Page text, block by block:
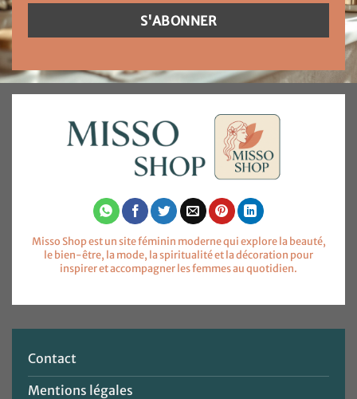
Misso Shop est un site féminin moderne qui explore la beauté,
le bien-être, la mode, la spiritualité et la décoration pour
inspirer et accompagner les femmes au quotidien.
Contact
Mentions légales